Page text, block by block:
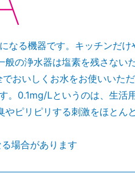
なる機器です。キッチンだけ
の浄水器は塩素を残さない
おいしくお水をお使いいた
。0.1mg/Lというのは、生活
ピリピリする刺激をほとん
場合があります